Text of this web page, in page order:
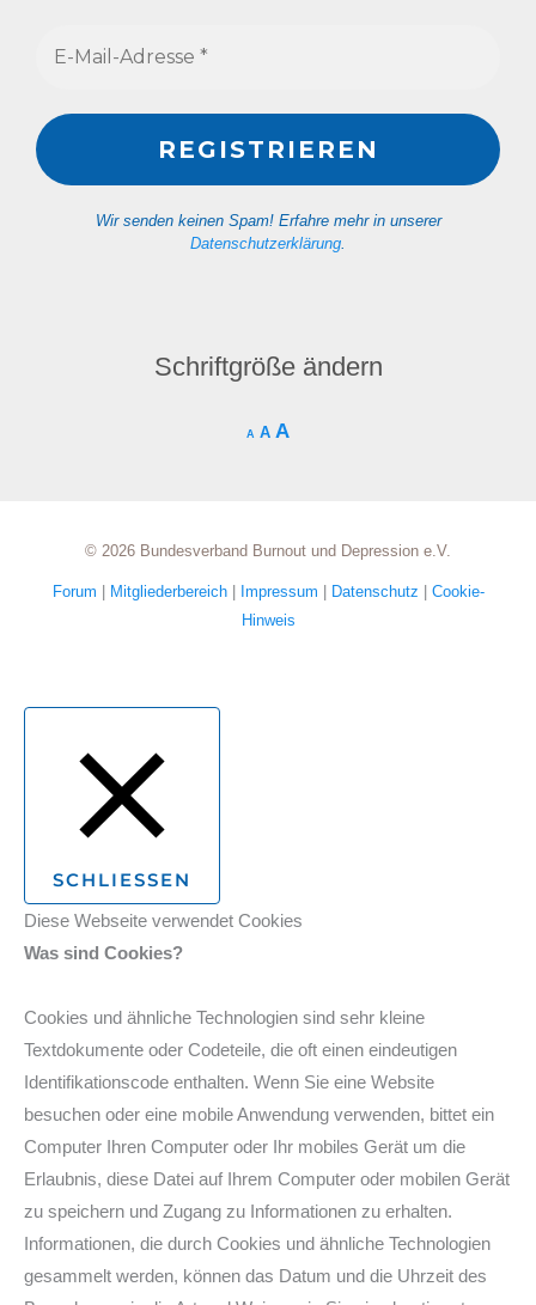
Wir senden keinen Spam! Erfahre mehr in unserer
Datenschutzerklärung.
Schriftgröße ändern
A A A
© 2026 Bundesverband Burnout und Depression e.V.
Forum Mitgliederbereich Impressum Datenschutz
Cookie-
Hinweis
SCHLIESSEN
Diese Webseite verwendet Cookies
Was sind Cookies?
Cookies und ähnliche Technologien sind sehr kleine
Textdokumente oder Codeteile, die oft einen eindeutigen
Identifikationscode enthalten. Wenn Sie eine Website
besuchen oder eine mobile Anwendung verwenden, bittet ein
Computer Ihren Computer oder Ihr mobiles Gerät um die
Erlaubnis, diese Datei auf Ihrem Computer oder mobilen Gerät
zu speichern und Zugang zu Informationen zu erhalten.
Informationen, die durch Cookies und ähnliche Technologien
gesammelt werden, können das Datum und die Uhrzeit des